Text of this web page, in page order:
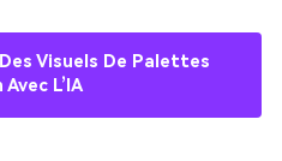
Visuels De Palettes
L’IA